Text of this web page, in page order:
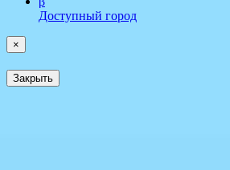
Доступный город
×
Закрыть